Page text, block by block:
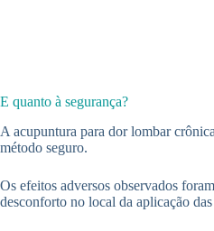
E quanto à segurança?
A acupuntura para dor lombar
método seguro.
Os efeitos adversos observados
desconforto no local da aplicação